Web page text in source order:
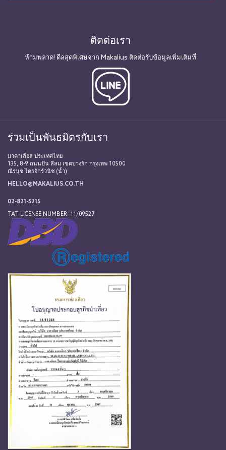
ติดต่อเรา
ห้ามพลาด! ดีลสุดพิเศษจาก Makalius ติดต่อรับข้อมูลเพิ่มเติมที่
ร่วมเป็นพันธมิตรกับเรา
มาคาเลียส ประเทศไทย
135, 8-9 ถนนปัน สีลม เขตบางรัก กรุงเทพ 10500
ณีรนุช ไตรจักร์วนิช (น้ำ)
HELLO@MAKALIUS.CO.TH
02-821-5215
TAT LICENSE NUMBER: 11/09527